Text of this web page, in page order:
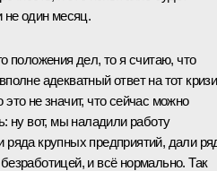
не один месяц.
положения дел, то я считаю, что
адекватный ответ на тот
не значит, что сейчас можно
ну вот, мы наладили работу
ряда крупных предприятий, дали
и всё нормально. Так